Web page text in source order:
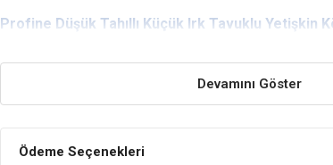
Profine Düşük Tahıllı Küçük Irk Tavuklu Yetişkin
Devamını Göster
Ödeme Seçenekleri